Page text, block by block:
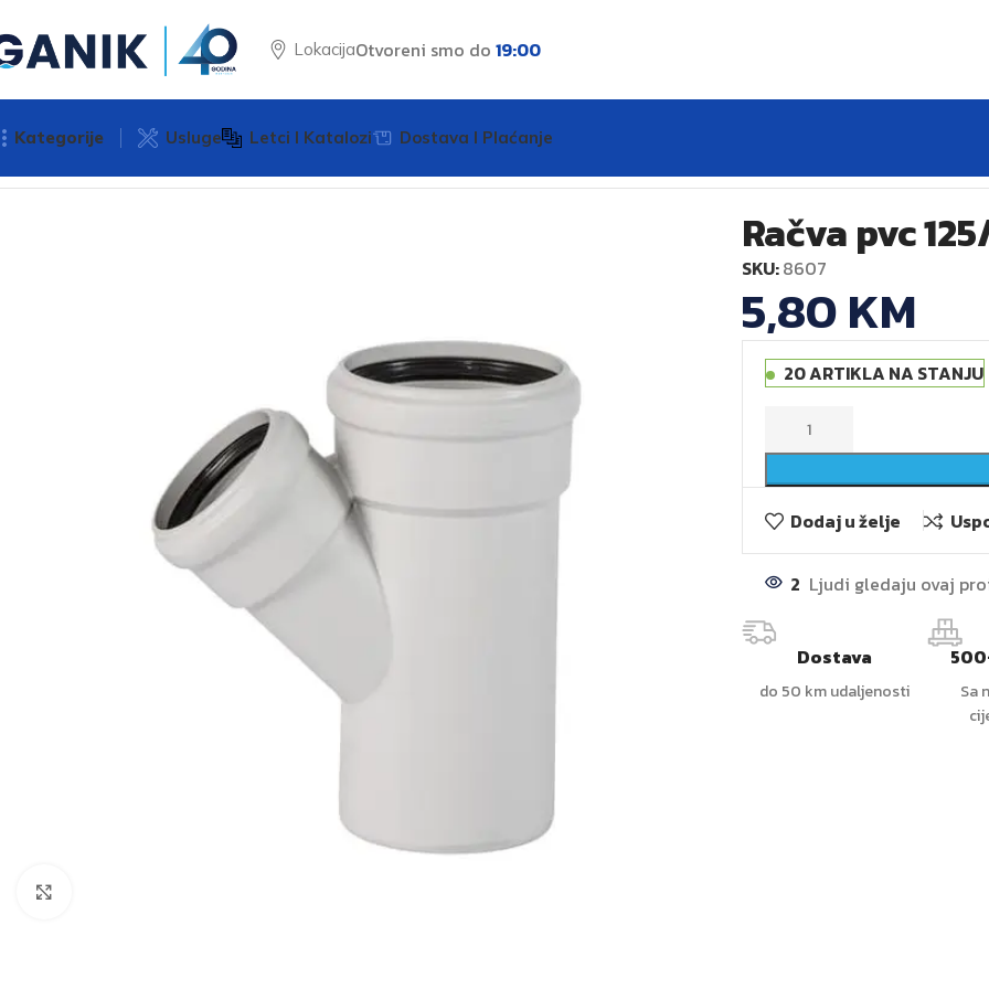
LokacijaOtvoreni smo do 19:00
Kategorije Usluge Letci I Katalozi Dostava I Plaćanje
Račva pvc
SKU:8607
5,80KM
20 ARTIKLA NA STANJU
Dodaj u želje
2 Ljudi gledaju ovaj
Dostava
do 50 km udaljenosti
Sa